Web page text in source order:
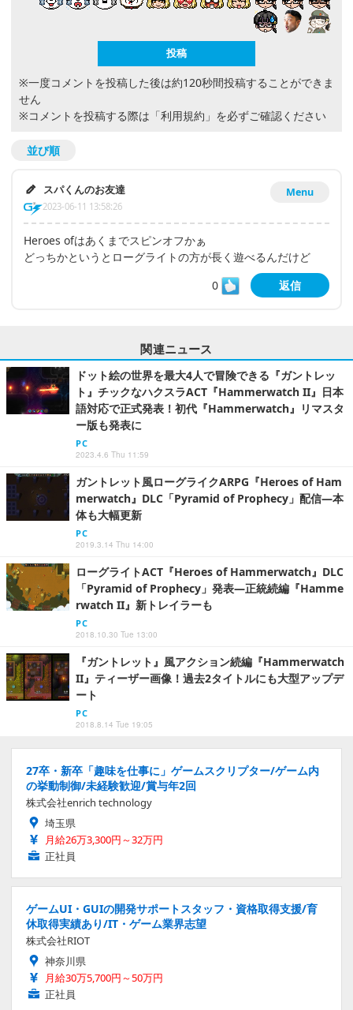
※一度コメントを投稿した後は約120秒間投稿することができま
せん
※コメントを投稿する際は 「利用規約」 を必ずご確認ください
並び順
Menu
スパくんのお友達
2023-06-11 13:58:26
Heroes ofはあくまでスピンオフかぁ
どっちかというとローグライトの方が長く遊べるんだけど
0
返信
関連ニュース
ドット絵の世界を最大4人で冒険できる『ガントレッ
ト』チックなハクスラACT『Hammerwatch II』日本
語対応で正式発表！初代『Hammerwatch』リマスタ
ー版も発表に
PC
2023.4.6 Thu 11:59
ガントレット風ローグライクARPG『Heroes of Ham
merwatch』DLC「Pyramid of Prophecy」配信―本
体も大幅更新
PC
2019.3.14 Thu 14:00
ローグライトACT『Heroes of Hammerwatch』DLC
「Pyramid of Prophecy」発表―正統続編『Hamme
rwatch II』新トレイラーも
PC
2018.10.30 Tue 13:00
『ガントレット』風アクション続編『Hammerwatch
II』ティーザー画像！過去2タイトルにも大型アップデ
ート
PC
2018.8.14 Tue 19:05
27卒・新卒「趣味を仕事に」ゲームスクリプター/ゲーム内
の挙動制御/未経験歓迎/賞与年2回
株式会社enrich technology
埼玉県
月給26万3,300円～32万円
正社員
ゲームUI・GUIの開発サポートスタッフ・資格取得支援/育
休取得実績あり/IT・ゲーム業界志望
株式会社RIOT
神奈川県
月給30万5,700円～50万円
正社員